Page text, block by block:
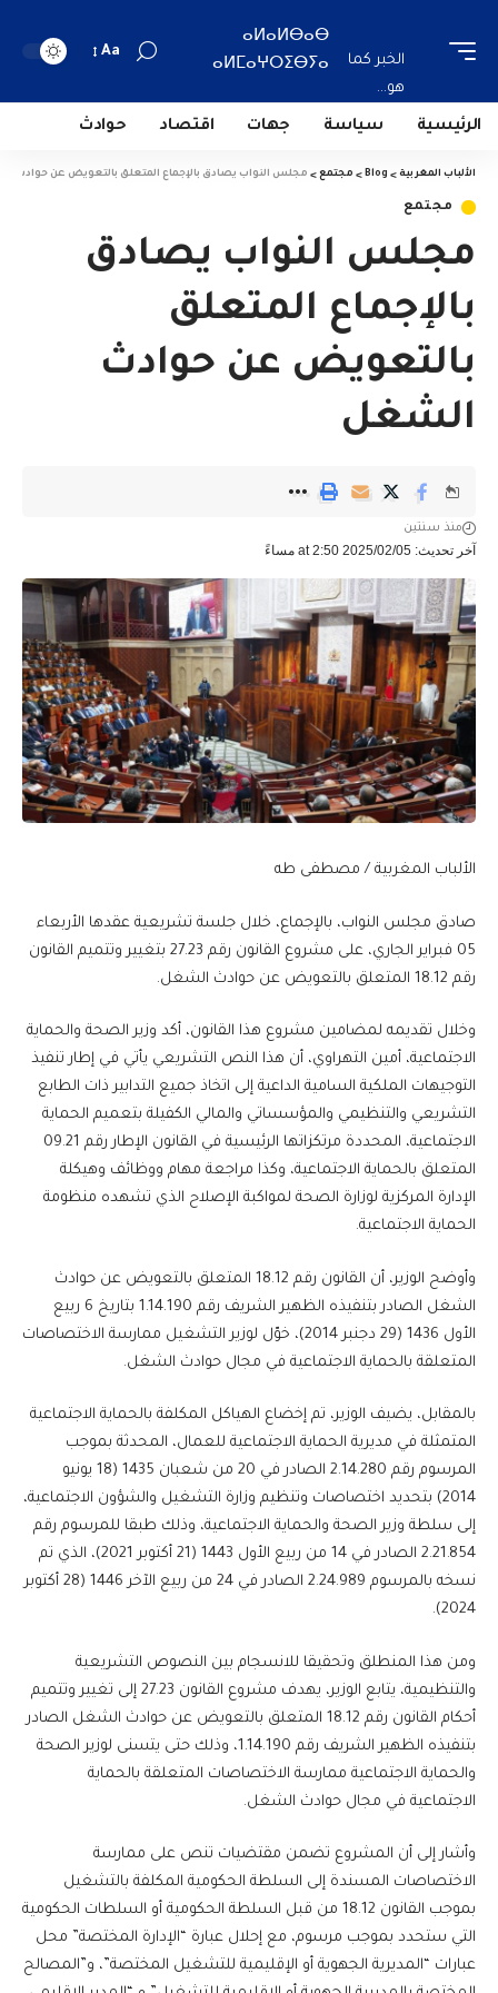
الخبر كما
هو...
ⴰⵍⴰⵍⴱⴰⴱ
ⴰⵍⵎⴰⵖⵔⵉⴱⵢⴰ
Aa
الرئيسية سياسة جهات اقتصاد حوادث
الألباب المغربية >
Blog
> مجتمع > مجلس النواب يصادق بالإجماع المتعلق بالتعويض عن حوادث
مجتمع
مجلس النواب يصادق
بالإجماع المتعلق
بالتعويض عن حوادث
الشغل
آخر تحديث: 2025/02/05 at 2:50 مساءً
منذ سنتين
الألباب المغربية / مصطفى طه
صادق مجلس النواب، بالإجماع، خلال جلسة تشريعية عقدها الأربعاء
05 فبراير الجاري، على مشروع القانون رقم 27.23 بتغيير وتتميم القانون
رقم 18.12 المتعلق بالتعويض عن حوادث الشغل.
وخلال تقديمه لمضامين مشروع هذا القانون، أكد وزير الصحة والحماية
الاجتماعية، أمين التهراوي، أن هذا النص التشريعي يأتي في إطار تنفيذ
التوجيهات الملكية السامية الداعية إلى اتخاذ جميع التدابير ذات الطابع
التشريعي والتنظيمي والمؤسساتي والمالي الكفيلة بتعميم الحماية
الاجتماعية، المحددة مرتكزاتها الرئيسية في القانون الإطار رقم 09.21
المتعلق بالحماية الاجتماعية، وكذا مراجعة مهام ووظائف وهيكلة
الإدارة المركزية لوزارة الصحة لمواكبة الإصلاح الذي تشهده منظومة
الحماية الاجتماعية.
وأوضح الوزير، أن القانون رقم 18.12 المتعلق بالتعويض عن حوادث
الشغل الصادر بتنفيذه الظهير الشريف رقم 1.14.190 بتاريخ 6 ربيع
الأول 1436 (29 دجنبر 2014)، خوّل لوزير التشغيل ممارسة الاختصاصات
المتعلقة بالحماية الاجتماعية في مجال حوادث الشغل.
بالمقابل، يضيف الوزير، تم إخضاع الهياكل المكلفة بالحماية الاجتماعية
المتمثلة في مديرية الحماية الاجتماعية للعمال، المحدثة بموجب
المرسوم رقم 2.14.280 الصادر في 20 من شعبان 1435 (18 يونيو
2014) بتحديد اختصاصات وتنظيم وزارة التشغيل والشؤون الاجتماعية،
إلى سلطة وزير الصحة والحماية الاجتماعية، وذلك طبقا للمرسوم رقم
2.21.854 الصادر في 14 من ربيع الأول 1443 (21 أكتوبر 2021)، الذي تم
نسخه بالمرسوم 2.24.989 الصادر في 24 من ربيع الآخر 1446 (28 أكتوبر
2024).
ومن هذا المنطلق وتحقيقا للانسجام بين النصوص التشريعية
والتنظيمية، يتابع الوزير، يهدف مشروع القانون 27.23 إلى تغيير وتتميم
أحكام القانون رقم 18.12 المتعلق بالتعويض عن حوادث الشغل الصادر
بتنفيذه الظهير الشريف رقم 1.14.190، وذلك حتى يتسنى لوزير الصحة
والحماية الاجتماعية ممارسة الاختصاصات المتعلقة بالحماية
الاجتماعية في مجال حوادث الشغل.
وأشار إلى أن المشروع تضمن مقتضيات تنص على ممارسة
الاختصاصات المسندة إلى السلطة الحكومية المكلفة بالتشغيل
بموجب القانون 18.12 من قبل السلطة الحكومية أو السلطات الحكومية
التي ستحدد بموجب مرسوم، مع إحلال عبارة “الإدارة المختصة” محل
عبارات “المديرية الجهوية أو الإقليمية للتشغيل المختصة”، و”المصالح